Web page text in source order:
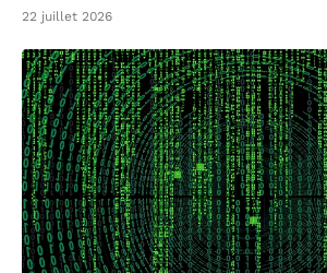
22 juillet 2026